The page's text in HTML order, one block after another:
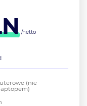
/netto
(nie